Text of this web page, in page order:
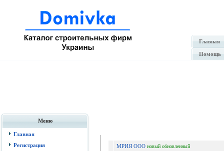
Главная
Помощь
Меню
Главная
Регистрация
МРИЯ ООО новый обновленный